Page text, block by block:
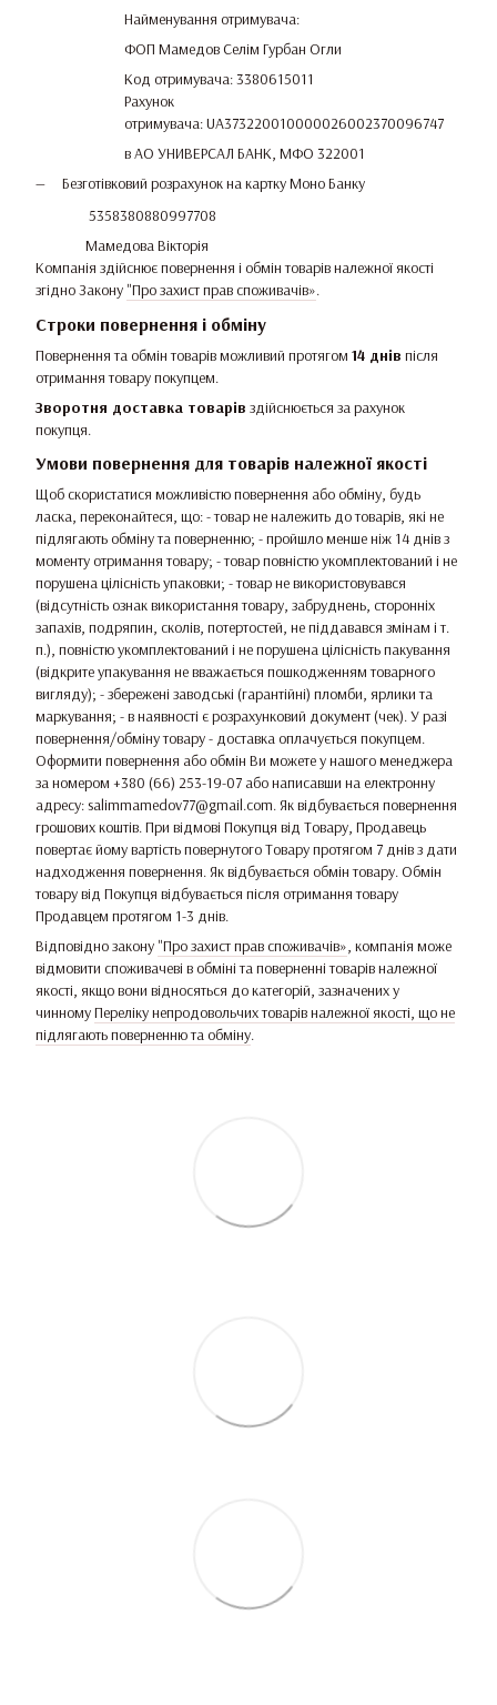
Найменування отримувача:
ФОП Мамедов Селім Гурбан Огли
Код отримувача: 3380615011
Рахунок
отримувача: UA373220010000026002370096747
в АО УНИВЕРСАЛ БАНК, МФО 322001
Безготівковий розрахунок на картку Моно Банку
5358380880997708
Мамедова Вікторія
Компанія здійснює повернення і обмін товарів належної якості
згідно Закону "Про захист прав споживачів».
Строки повернення і обміну
Повернення та обмін товарів можливий протягом 14 днів після
отримання товару покупцем.
Зворотня доставка товарів здійснюється за рахунок
покупця.
Умови повернення для товарів належної якості
Щоб скористатися можливістю повернення або обміну, будь
ласка, переконайтеся, що: - товар не належить до товарів, які не
підлягають обміну та поверненню; - пройшло менше ніж 14 днів з
моменту отримання товару; - товар повністю укомплектований і не
порушена цілісність упаковки; - товар не використовувався
(відсутність ознак використання товару, забруднень, сторонніх
запахів, подряпин, сколів, потертостей, не піддавався змінам і т.
п.), повністю укомплектований і не порушена цілісність пакування
(відкрите упакування не вважається пошкодженням товарного
вигляду); - збережені заводські (гарантійні) пломби, ярлики та
маркування; - в наявності є розрахунковий документ (чек). У разі
повернення/обміну товару - доставка оплачується покупцем.
Оформити повернення або обмін Ви можете у нашого менеджера
за номером +380 (66) 253-19-07 або написавши на електронну
адресу: salimmamedov77@gmail.com. Як відбувається повернення
грошових коштів. При відмові Покупця від Товару, Продавець
повертає йому вартість повернутого Товару протягом 7 днів з дати
надходження повернення. Як відбувається обмін товару. Обмін
товару від Покупця відбувається після отримання товару
Продавцем протягом 1-3 днів.
Відповідно закону "Про захист прав споживачів», компанія може
відмовити споживачеві в обміні та поверненні товарів належної
якості, якщо вони відносяться до категорій, зазначених у
чинномуПереліку непродовольчих товарів належної якості, що не
підлягають поверненню та обміну.